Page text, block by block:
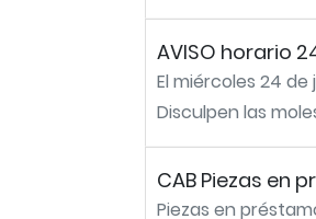
AVISO horario
El miércoles 24
Disculpen las
CAB Piezas en
Piezas en